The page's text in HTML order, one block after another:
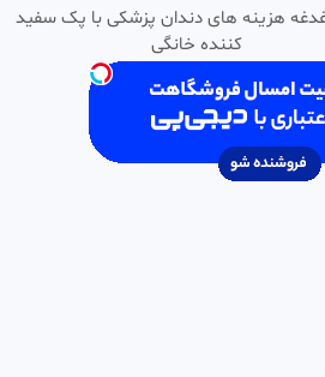
2.76k بازدید • 1 سال پیش
کسب درآمد از سایت کانفوتیک
صالح همدمی
1.01k بازدید • 1 سال پیش
هزینه های دندان پزشکی با پک سفید
کننده خانگی